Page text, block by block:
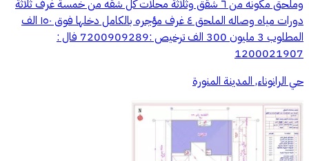
وملحق مكونه من ٦ شقق وثلاثة محلات كل شقه من خمسة غرف ثلاثة
دورات مياه وصاله الملحق ٤ غرف مؤجره بالكامل دخلها فوق ١٥٠ الف
المطلوب 3 مليون 300 الف ترخيص :7200909289 فال :
1200021907
حي الرانوناء, المدينة المنورة